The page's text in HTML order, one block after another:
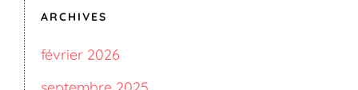
ARCHIVES
février 2026